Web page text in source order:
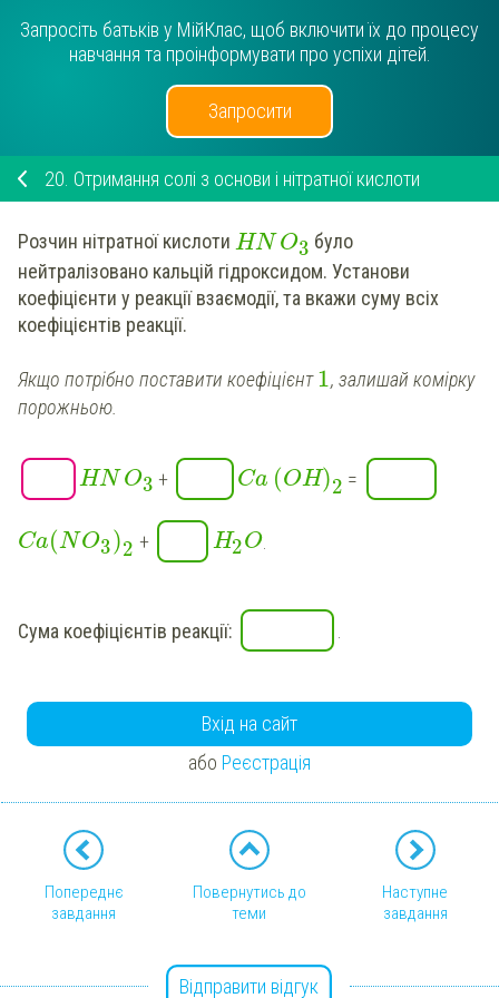
Запросіть батьків у МійКлас, щоб включити їх до процесу
навчання та проінформувати про успіхи дітей.
Запросити
20. Отримання солі з основи і нітратної кислоти
Розчин нітратноїкислоти HN O3 було
нейтралізовано кальцій гідроксидом. Установи
коефіцієнти у реакції взаємодії, та вкажи суму всіх
коефіцієнтів реакції.
Якщо потрібно поставити коефіцієнт1, залишай комірку
порожньою.
HN O3 + Ca (OH)2 =
Ca(NO3)2 + H2O.
Сума коефіцієнтів реакції:
Вхід на сайт
або Реєстрація
Попереднє
завдання
Повернутись до
теми
Наступне
завдання
Відправити відгук